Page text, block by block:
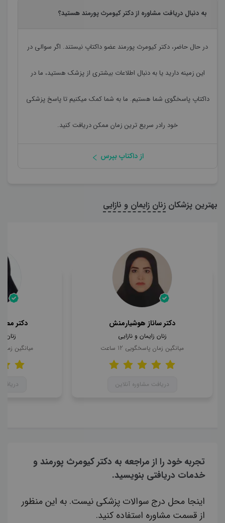
به دنبال دریافت مشاوره از دکتر کیومرث پورمند هستید؟
در حال حاضر، دکتر کیومرث پورمند عضو داکتاپ نیستند. اگر سوالی در
این زمینه دارید یا به دنبال اطلاعات بیشتری از پزشک هستید، ما در
داکتاپ پاسخگوی شما هستیم. ما به شما کمک میکنیم تا پاسخ پزشکی
خود رادر سریع ترین زمان ممکن دریافت کنید.
از داکتاپ بپرس
بهترین پزشکان زنان زایمان و نازایی
دکتر ساناز هوشیارمنش
زنان زایمان و نازایی
میانگین زمان پاسخگویی 12 ساعت
دریافت مشاوره آنلاین
دکتر
زنان
میانگین
تجربه خود را از مراجعه به دکتر کیومرث پورمند و
خدمات دریافتی بنویسید.
اینجا محل درج سوالات پزشکی نیست. به این منظور
از قسمت مشاوره استفاده کنید.